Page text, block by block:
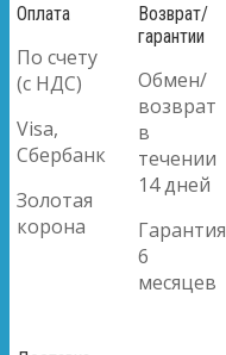
Оплата
По счету
(с НДС)
Visa,
Сбербанк
Золотая
корона
Возврат/
гарантии
Обмен/
возврат
в
течении
14 дней
Гарантия
6
месяцев